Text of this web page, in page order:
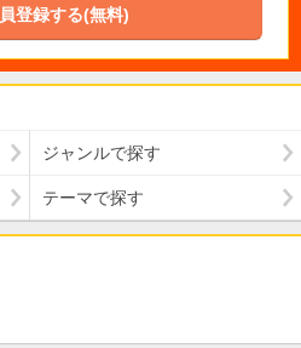
登録する(無料)
ジャンルで探す
テーマで探す